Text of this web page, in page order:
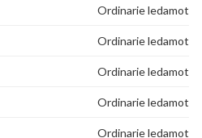
Ordinarie ledamot
Ordinarie ledamot
Ordinarie ledamot
Ordinarie ledamot
Ordinarie ledamot